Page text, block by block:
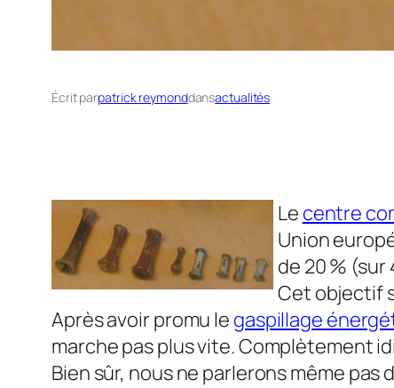
Écrit parpatrick reymonddansactualités
Le centre
Union
de 20 %
Cet objectif
Après avoir promu le gaspillage
marche pas plus vite. Complètement
Bien sûr, nous ne parlerons même